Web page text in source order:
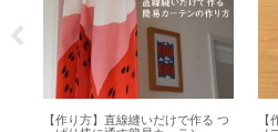
【作り方】直線縫いだけで作る つ